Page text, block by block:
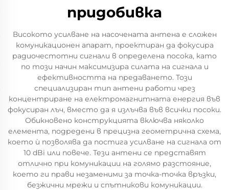
придобивка
Високото усилване на насочената антена е сложен
комуникационен апарат, проектиран да фокусира
радиочестотни сигнали в определена посока, като
по този начин максимизира силата на сигнала и
ефективността на предаването. Този
специализиран тип антени работи чрез
концентриране на електромагнитната енергия във
фокусиран лъч, вместо да я излъчва във всички посоки.
Обикновено конструкцията включва няколко
елемента, подредени в прецизна геометрична схема,
което ѝ позволява да постига усилване на сигнала от
10 dBi или повече. Тези антени се представят
отлично при комуникации на голямо разстояние,
което ги прави незаменими за точка-точка връзки,
безжични мрежи и спътникови комуникации.